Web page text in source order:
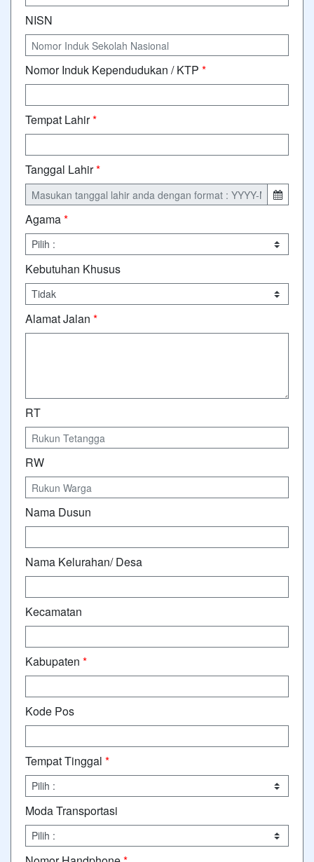
NISN
Nomor Induk Kependudukan / KTP *
Tempat Lahir*
Tanggal Lahir*
Agama*
Kebutuhan Khusus
Alamat Jalan *
RT
RW
Nama Dusun
Nama Kelurahan/ Desa
Kecamatan
Kabupaten *
Kode Pos
Tempat Tinggal *
Moda Transportasi